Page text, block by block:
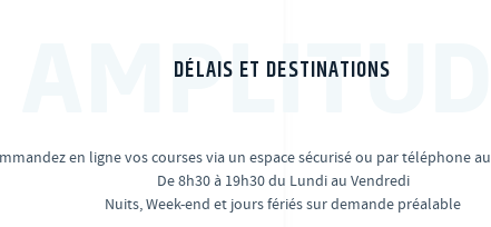
AMPLITUDE
DÉLAIS ET DESTINATIONS
en ligne vos courses via un espace sécurisé ou par téléphone au
De 8h30 à 19h30 du Lundi au Vendredi
Nuits, Week-end et jours fériés sur demande préalable